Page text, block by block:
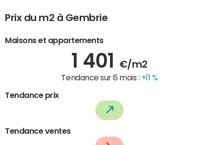
Prix du m2 à Gembrie
Maisons et appartements
1 401 €/m2
Tendance sur 6 mois : +11 %
Tendance prix
Tendance ventes